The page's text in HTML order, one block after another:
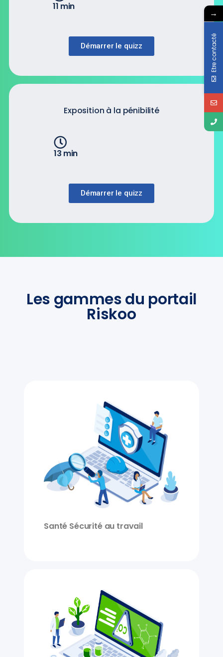
11 min
Démarrer le quizz
Exposition à la pénibilité
13 min
Démarrer le quizz
Les gammes du portail
Riskoo
Santé Sécurité au travail
→
Etre contacté